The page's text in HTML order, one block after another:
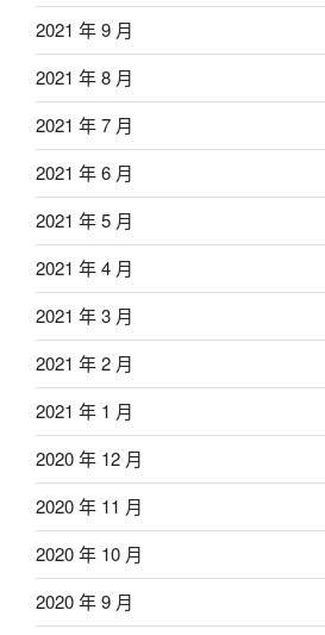
2021 年 9 月
2021 年 8 月
2021 年 7 月
2021 年 6 月
2021 年 5 月
2021 年 4 月
2021 年 3 月
2021 年 2 月
2021 年 1 月
2020 年 12 月
2020 年 11 月
2020 年 10 月
2020 年 9 月